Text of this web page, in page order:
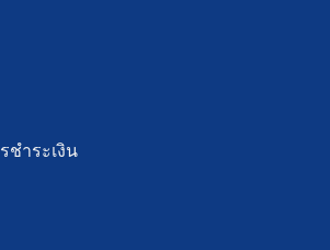
ชำระเงิน